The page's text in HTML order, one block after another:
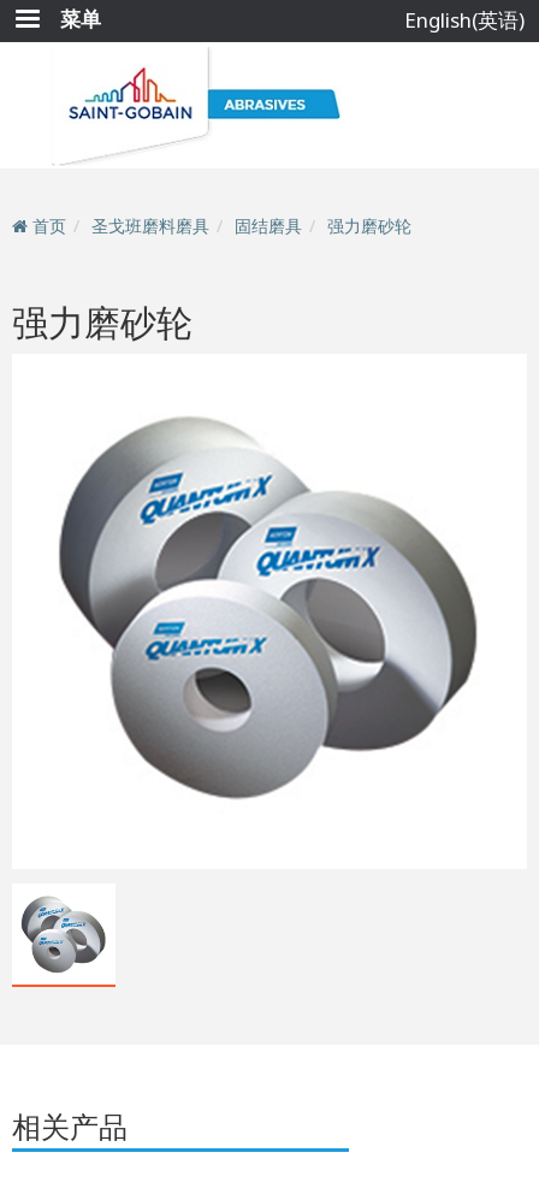
跳
转
菜单 English(英语)
首页 圣戈班磨料磨具 固结磨具 强力磨砂轮
强力磨砂轮
相关产品